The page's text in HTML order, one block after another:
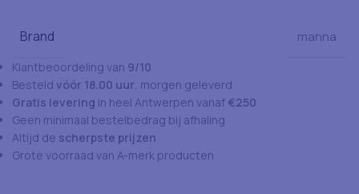
Brand manna
Klantbeoordeling van 9/10
Besteld vóór 18.00 uur, morgen geleverd
Gratis levering in heel Antwerpen vanaf €250
Geen minimaal bestelbedrag bij afhaling
Altijd de scherpste prijzen
Grote voorraad van A-merk producten